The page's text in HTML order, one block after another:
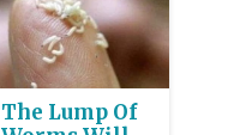
The Lump Of